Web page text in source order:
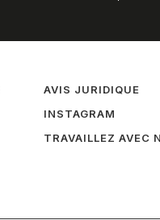
AVIS JURIDIQUE
INSTAGRAM
TRAVAILLEZ AVEC